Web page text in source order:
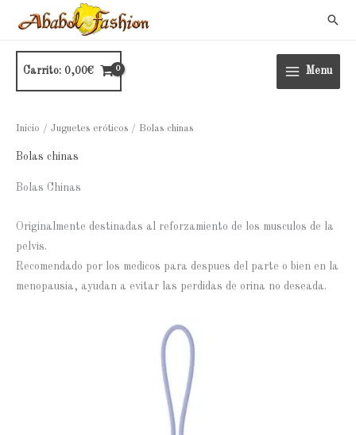
contenido
Carrito:0,00€ Menu
Inicio / Juguetes eróticos / Bolas chinas
Bolas chinas
Bolas Chinas
Originalmente destinadas al reforzamiento de los musculos de la
pelvis.
Recomendado por los medicos para despues del parte o bien en la
menopausia, ayudan a evitar las perdidas de orina no deseada.